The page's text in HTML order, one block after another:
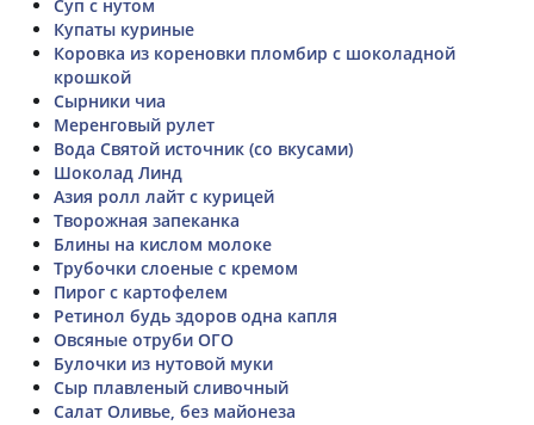
Суп с нутом
Купаты куриные
Коровка из кореновки пломбир с шоколадной
крошкой
Сырники чиа
Меренговый рулет
Вода Святой источник (со вкусами)
Шоколад Линд
Азия ролл лайт с курицей
Творожная запеканка
Блины на кислом молоке
Трубочки слоеные с кремом
Пирог с картофелем
Ретинол будь здоров одна капля
Овсяные отруби ОГО
Булочки из нутовой муки
Сыр плавленый сливочный
Салат Оливье, без майонеза